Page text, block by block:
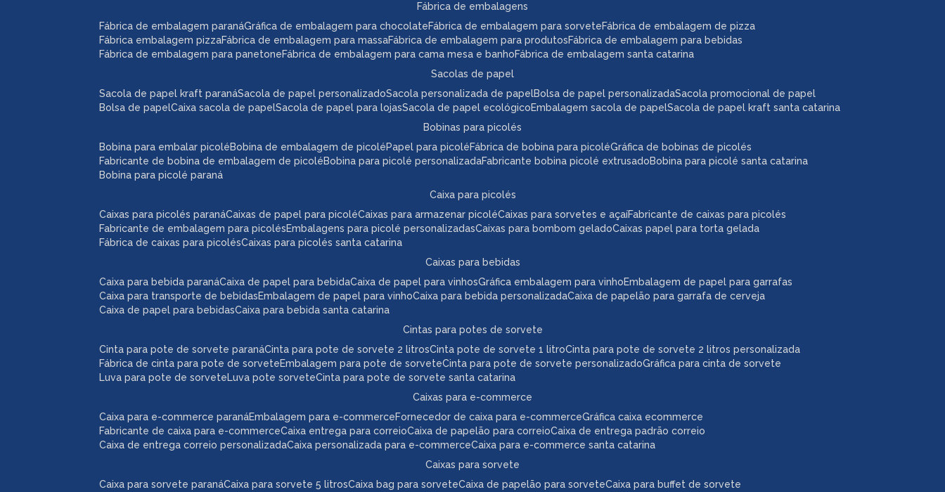
bobinas para picolés
bobina para embalar picolé
bobina de embalagem de picolé papel para picolé
gráfica de bobinas de picolés
fabricante de bobina de embalagem de picolé
fabricante bobina picolé extrusado
bobina para picolé personalizada
fábrica de bobina para picolé
bobina para picolé santa catarina
bobina para picolé paraná
caixa para picolés
caixas de papel para picolé
caixas para armazenar picolé
caixas para sorvetes e açaí
fabricante de embalagem para picolés embalagens para picolé personalizadas caixas papel para torta gelada
caixas para bombom gelado
fabricante de caixas para picolés
fábrica de caixas para picolés caixas para picolés santa catarina
caixas para picolés paraná
caixas para bebidas
caixa de papel para bebida
caixa de papel para vinhos
gráfica embalagem para vinho
caixa para transporte de bebidas embalagem de papel para vinho caixa de papelão para garrafa de cerveja
caixa para bebida personalizada
embalagem de papel para garrafas
caixa de papel para bebidas caixa para bebida santa catarina
caixa para bebida paraná
caixas para e-commerce
embalagem para e-commerce fornecedor de caixa para e-commerce
gráfica caixa ecommerce
caixa entrega para correio
caixa de papelão para correio
caixa de entrega correio personalizada
caixa de entrega padrão correio
fabricante de caixa para e-commerce
caixa personalizada para e-commerce
caixa para e-commerce santa catarina
caixa para e-commerce paraná
caixas para sorvete
caixa para sorvete 5 litros
caixa bag para sorvete
caixa de papelão para sorvete
caixa para buffet de sorvete
caixa para sorvete paraná
cintas para potes de sorvete
cinta para pote de sorvete 2 litros
cinta pote de sorvete 1 litro
cinta para pote de sorvete 2 litros personalizada
embalagem para pote de sorvete
cinta para pote de sorvete personalizado
luva para pote de sorvete
gráfica para cinta de sorvete
fábrica de cinta para pote de sorvete
luva pote sorvete
cinta para pote de sorvete santa catarina
cinta para pote de sorvete paraná
fábrica de embalagens
gráfica de embalagem para chocolate fábrica de embalagem para sorvete fábrica de embalagem de pizza
fábrica de embalagem para massa fábrica de embalagem para produtos
fábrica de embalagem para panetone
fábrica de embalagem para bebidas
fábrica embalagem pizza
fábrica de embalagem para cama mesa e banho fábrica de embalagem santa catarina
fábrica de embalagem paraná
sacolas de papel
sacola de papel personalizado sacola personalizada de papel bolsa de papel personalizada
bolsa de papel
caixa sacola de papel sacola de papel ecológico
sacola de papel para lojas
sacola promocional de papel
embalagem sacola de papel sacola de papel kraft santa catarina
sacola de papel kraft paraná